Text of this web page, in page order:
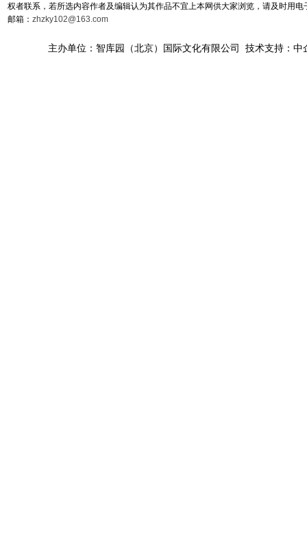
权者联系，若所选内容作者及编辑认为其作品不宜上本网供大家浏览，请及时用
邮箱： zhzky102@163.com
主办单位：智库园（北京）国际文化有限公司 技术支持：